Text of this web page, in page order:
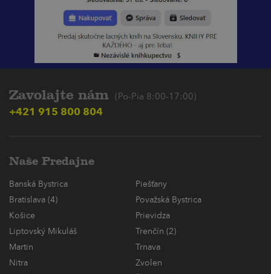
Zavolajte nám (Po-Pia 8:00-17:00)
+421 915 800 804
Naše Predajne
Banská Bystrica
Piešťany
Bratislava (4)
Považská Bystrica
Košice
Prievidza
Liptovský Mikuláš
Trenčín (2)
Martin
Trnava
Nitra
Zvolen